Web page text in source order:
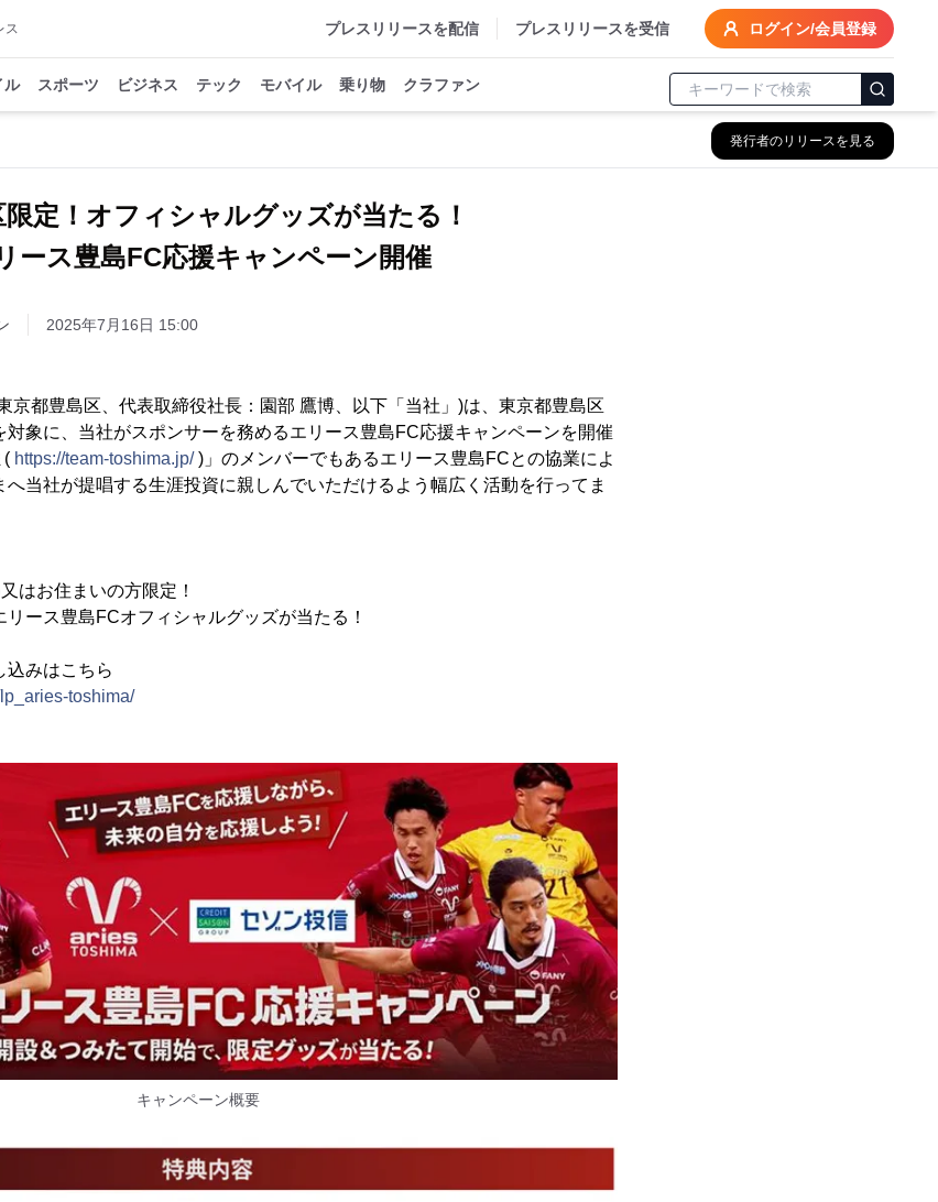
ス プレスリリースを配信 プレスリリースを受信 ログイン/会員登録
ル スポーツ ビジネス テック モバイル 乗り物 クラファン
発行者のリリースを見る
限定！オフィシャルグッズが当たる！
ース豊島FC応援キャンペーン開催
2025年7月16日 15:00
京都豊島区、代表取締役社長：園部 鷹博、以下「当社」)は、東京都豊島区
対象に、当社がスポンサーを務めるエリース豊島FC応援キャンペーンを開催
( https://team-toshima.jp/)」のメンバーでもあるエリース豊島FCとの協業によ
へ当社が提唱する生涯投資に親しんでいただけるよう幅広く活動を行ってま
はお住まいの方限定！
ース豊島FCオフィシャルグッズが当たる！
込みはこちら
toshima/
キャンペーン概要